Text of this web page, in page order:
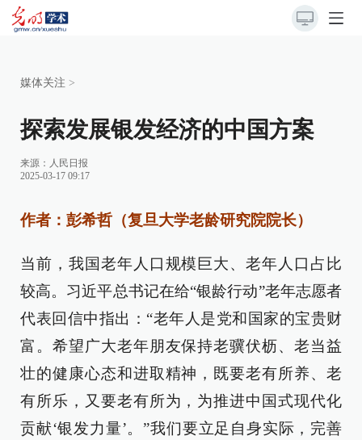
媒体关注 >
探索发展银发经济的中国方案
来源： 人民日报
2025-03-17 09:17
作者：彭希哲（复旦大学老龄研究院院长）
当前，我国老年人口规模巨大、老年人口占比
较高。习近平总书记在给“银龄行动”老年志愿者
代表回信中指出：“老年人是党和国家的宝贵财
富。希望广大老年朋友保持老骥伏枥、老当益
壮的健康心态和进取精神，既要老有所养、老
有所乐，又要老有所为，为推进中国式现代化
贡献‘银发力量’。”我们要立足自身实际，完善